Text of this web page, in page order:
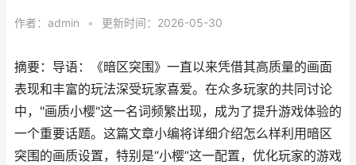
作者： admin • 更新时间：2026-05-30
摘要：导语：《暗区突围》一直以来凭借其高质量的画面
表现和丰富的玩法深受玩家喜爱。在众多玩家的共同讨论
中，"画质小樱"这一名词频繁出现，成为了提升游戏体验的
一个重要话题。这篇文章小编将详细介绍怎么样利用暗区
突围的画质设置，特别是“小樱”这一配置，优化玩家的游戏